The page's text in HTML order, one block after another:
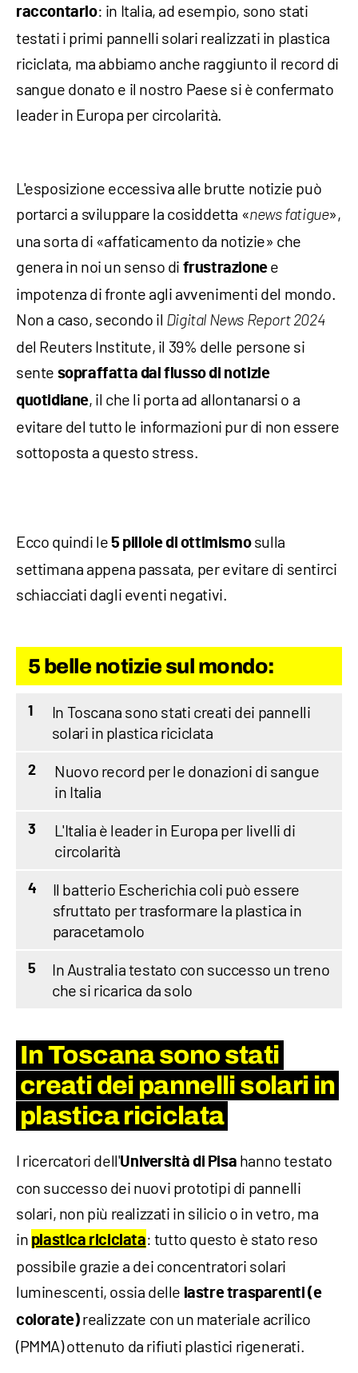
raccontarlo: in Italia, ad esempio, sono stati
testati i primi pannelli solari realizzati in plastica
riciclata, ma abbiamo anche raggiunto il record di
sangue donato e il nostro Paese si è confermato
leader in Europa per circolarità.
L'esposizione eccessiva alle brutte notizie può
portarci a sviluppare la cosiddetta «news fatigue»,
una sorta di «affaticamento da notizie» che
genera in noi un senso di frustrazionee
impotenza di fronte agli avvenimenti del mondo.
Non a caso, secondo il Digital News Report 2024
del Reuters Institute, il 39% delle persone si
sente sopraffatta dal flusso di notizie
quotidiane, il che li porta ad allontanarsi o a
evitare del tutto le informazioni pur di non essere
sottoposta a questo stress.
Ecco quindi le 5 pillole di ottimismo sulla
settimana appena passata, per evitare di sentirci
schiacciati dagli eventi negativi.
5 belle notizie sul mondo:
1
In Toscana sono stati creati dei pannelli
solari in plastica riciclata
2
Nuovo record per le donazioni di sangue
in Italia
3
L'Italia è leader in Europa per livelli di
circolarità
4
Il batterio Escherichia coli può essere
sfruttato per trasformare la plastica in
paracetamolo
5
In Australia testato con successo un treno
che si ricarica da solo
In Toscana sono stati
creati dei pannelli solari in
plastica riciclata
I ricercatori dell'Università di Pisa hanno testato
con successo dei nuovi prototipi di pannelli
solari, non più realizzati in silicio o in vetro, ma
in plastica riciclata: tutto questo è stato reso
possibile grazie a dei concentratori solari
luminescenti, ossia delle lastre trasparenti (e
colorate)realizzate con un materiale acrilico
(PMMA) ottenuto da rifiuti plastici rigenerati.